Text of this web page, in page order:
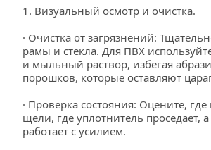
1. Визуальный осмотр и очистка.
· Очистка от загрязнений:
рамы и стекла. Для ПВХ
и мыльный раствор, избегая
порошков, которые оставляют
· Проверка состояния: Оцените,
щели, где уплотнитель проседает,
работает с усилием.